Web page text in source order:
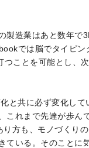
製造業はあと数年で
では脳でタイピン
ことを可能とし、
と共に必ず変化し
これまで先達が歩ん
方も、モノづくりの
ている。そのことに